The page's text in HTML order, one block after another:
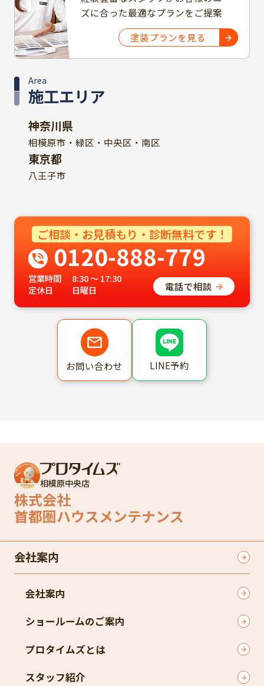
ズに合った最適なプランをご提案
塗装プランを見る
施工エリア
Area
神奈川県
相模原市・緑区・中央区・南区
東京都
八王子市
ご相談・お見積もり・診断無料です！
0120-888-779
営業時間
8:30 ～ 17:30
定休日
日曜日 電話で相談
お問い合わせ LINE予約
相模原中央店
株式会社
首都圏ハウスメンテナンス
会社案内
会社案内
ショールームのご案内
プロタイムズとは
スタッフ紹介